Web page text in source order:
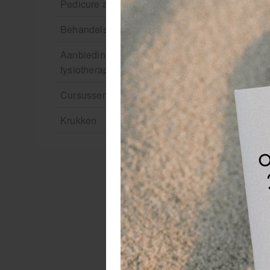
Pedicure artikelen
Behandelstoel elektrisch
Aanbiedingen groothandel
fysiotherapie en massage
Cursussen
Krukken